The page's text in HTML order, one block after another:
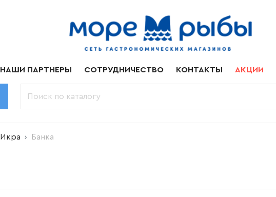
НАШИ ПАРТНЕРЫ СОТРУДНИЧЕСТВО КОНТАКТЫ АКЦИИ
Икра Банка